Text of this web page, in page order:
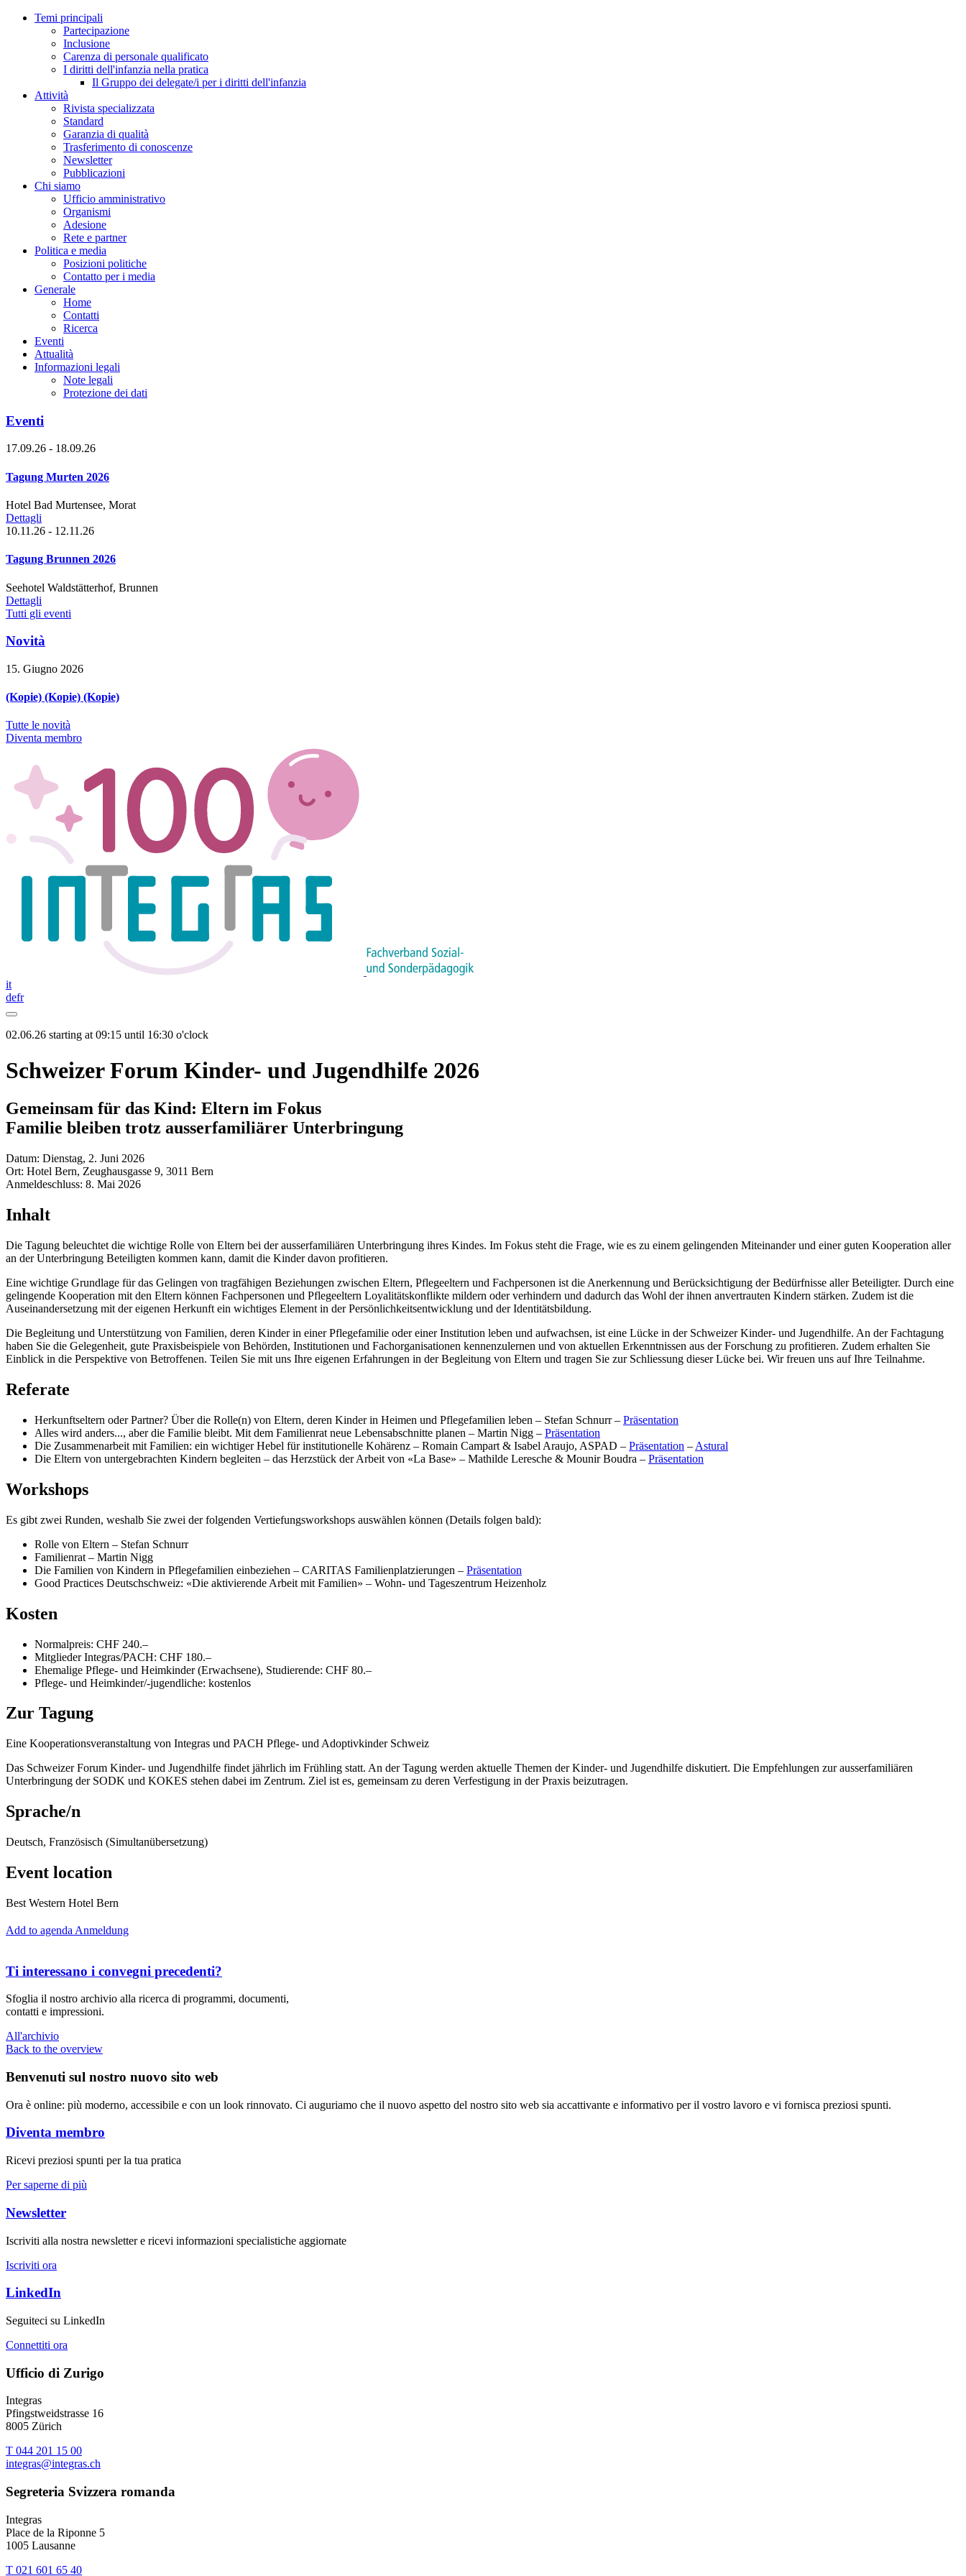
Temi principali
Partecipazione
Inclusione
Carenza di personale qualificato
I diritti dell'infanzia nella pratica
Il Gruppo dei delegate/i per i diritti dell'infanzia
Attività
Rivista specializzata
Standard
Garanzia di qualità
Trasferimento di conoscenze
Newsletter
Pubblicazioni
Chi siamo
Ufficio amministrativo
Organismi
Adesione
Rete e partner
Politica e media
Posizioni politiche
Contatto per i media
Generale
Home
Contatti
Ricerca
Eventi
Attualità
Informazioni legali
Note legali
Protezione dei dati
Eventi
17.09.26 - 18.09.26
Tagung Murten 2026
Hotel Bad Murtensee, Morat
Dettagli
10.11.26 - 12.11.26
Tagung Brunnen 2026
Seehotel Waldstätterhof, Brunnen
Dettagli
Tutti gli eventi
Novità
15. Giugno 2026
(Kopie) (Kopie) (Kopie)
Tutte le novità
Diventa membro
it
defr
02.06.26 starting at 09:15 until 16:30 o'clock
Schweizer Forum Kinder- und Jugendhilfe 2026
Gemeinsam für das Kind: Eltern im Fokus
Familie bleiben trotz ausserfamiliärer Unterbringung
Datum: Dienstag, 2. Juni 2026
Ort: Hotel Bern, Zeughausgasse 9, 3011 Bern
Anmeldeschluss: 8. Mai 2026
Inhalt
Die Tagung beleuchtet die wichtige Rolle von Eltern bei der ausserfamiliären Unterbringung ihres Kindes. Im Fokus steht die Frage, wie es zu einem gelingenden Miteinander und einer guten Kooperation aller
an der Unterbringung Beteiligten kommen kann, damit die Kinder davon profitieren.
Eine wichtige Grundlage für das Gelingen von tragfähigen Beziehungen zwischen Eltern, Pflegeeltern und Fachpersonen ist die Anerkennung und Berücksichtigung der Bedürfnisse aller Beteiligter. Durch eine
gelingende Kooperation mit den Eltern können Fachpersonen und Pflegeeltern Loyalitätskonflikte mildern oder verhindern und dadurch das Wohl der ihnen anvertrauten Kindern stärken. Zudem ist die
Auseinandersetzung mit der eigenen Herkunft ein wichtiges Element in der Persönlichkeitsentwicklung und der Identitätsbildung.
Die Begleitung und Unterstützung von Familien, deren Kinder in einer Pflegefamilie oder einer Institution leben und aufwachsen, ist eine Lücke in der Schweizer Kinder- und Jugendhilfe. An der Fachtagung
haben Sie die Gelegenheit, gute Praxisbeispiele von Behörden, Institutionen und Fachorganisationen kennenzulernen und von aktuellen Erkenntnissen aus der Forschung zu profitieren. Zudem erhalten Sie
Einblick in die Perspektive von Betroffenen. Teilen Sie mit uns Ihre eigenen Erfahrungen in der Begleitung von Eltern und tragen Sie zur Schliessung dieser Lücke bei. Wir freuen uns auf Ihre Teilnahme.
Referate
Herkunftseltern oder Partner? Über die Rolle(n) von Eltern, deren Kinder in Heimen und Pflegefamilien leben – Stefan Schnurr – Präsentation
Alles wird anders..., aber die Familie bleibt. Mit dem Familienrat neue Lebensabschnitte planen – Martin Nigg – Präsentation
Die Zusammenarbeit mit Familien: ein wichtiger Hebel für institutionelle Kohärenz – Romain Campart & Isabel Araujo, ASPAD – Präsentation – Astural
Die Eltern von untergebrachten Kindern begleiten – das Herzstück der Arbeit von «La Base» – Mathilde Leresche & Mounir Boudra – Präsentation
Workshops
Es gibt zwei Runden, weshalb Sie zwei der folgenden Vertiefungsworkshops auswählen können (Details folgen bald):
Rolle von Eltern – Stefan Schnurr
Familienrat – Martin Nigg
Die Familien von Kindern in Pflegefamilien einbeziehen – CARITAS Familienplatzierungen – Präsentation
Good Practices Deutschschweiz: «Die aktivierende Arbeit mit Familien» – Wohn- und Tageszentrum Heizenholz
Kosten
Normalpreis: CHF 240.–
Mitglieder Integras/PACH: CHF 180.–
Ehemalige Pflege- und Heimkinder (Erwachsene), Studierende: CHF 80.–
Pflege- und Heimkinder/-jugendliche: kostenlos
Zur Tagung
Eine Kooperationsveranstaltung von Integras und PACH Pflege- und Adoptivkinder Schweiz
Das Schweizer Forum Kinder- und Jugendhilfe findet jährlich im Frühling statt. An der Tagung werden aktuelle Themen der Kinder- und Jugendhilfe diskutiert. Die Empfehlungen zur ausserfamiliären
Unterbringung der SODK und KOKES stehen dabei im Zentrum. Ziel ist es, gemeinsam zu deren Verfestigung in der Praxis beizutragen.
Sprache/n
Deutsch, Französisch (Simultanübersetzung)
Event location
Best Western Hotel Bern
Add to agenda Anmeldung
Ti interessano i convegni precedenti?
Sfoglia il nostro archivio alla ricerca di programmi, documenti,
contatti e impressioni.
All'archivio
Back to the overview
Benvenuti sul nostro nuovo sito web
Ora è online: più moderno, accessibile e con un look rinnovato. Ci auguriamo che il nuovo aspetto del nostro sito web sia accattivante e informativo per il vostro lavoro e vi fornisca preziosi spunti.
Diventa membro
Ricevi preziosi spunti per la tua pratica
Per saperne di più
Newsletter
Iscriviti alla nostra newsletter e ricevi informazioni specialistiche aggiornate
Iscriviti ora
LinkedIn
Seguiteci su LinkedIn
Connettiti ora
Ufficio di Zurigo
Integras
Pfingstweidstrasse 16
8005 Zürich
T 044 201 15 00
integras@integras.ch
Segreteria Svizzera romanda
Integras
Place de la Riponne 5
1005 Lausanne
T 021 601 65 40